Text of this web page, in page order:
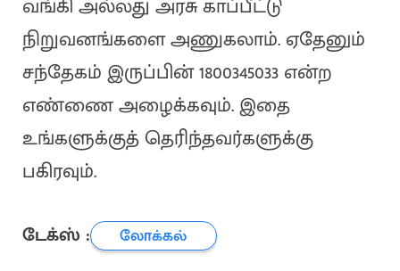
வங்கி அல்லது அரசு காப்பீட்டு
நிறுவனங்களை அணுகலாம். ஏதேனும்
சந்தேகம் இருப்பின் 1800345033 என்ற
எண்ணை அழைக்கவும். இதை
உங்களுக்குத் தெரிந்தவர்களுக்கு
பகிரவும்.
டேக்ஸ் :
லோக்கல்